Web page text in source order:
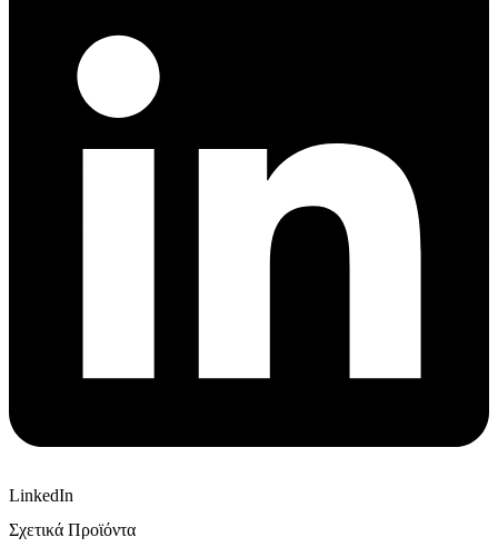
LinkedIn
Σχετικά Προϊόντα